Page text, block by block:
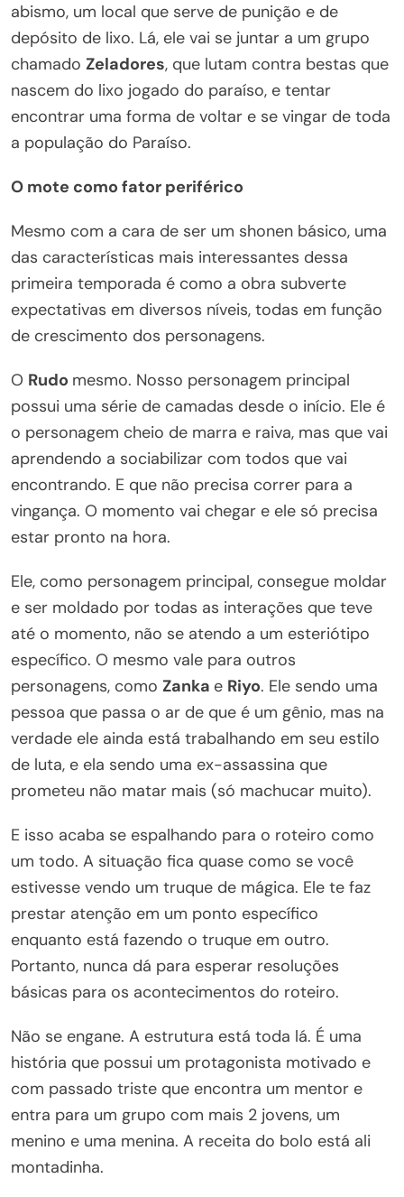
abismo, um local que serve de punição e de
depósito de lixo. Lá, ele vai se juntar a um grupo
chamado Zeladores, que lutam contra bestas que
nascem do lixo jogado do paraíso, e tentar
encontrar uma forma de voltar e se vingar de toda
a população do Paraíso.
O mote como fator periférico
Mesmo com a cara de ser um shonen básico, uma
das características mais interessantes dessa
primeira temporada é como a obra subverte
expectativas em diversos níveis, todas em função
de crescimento dos personagens.
O Rudo mesmo. Nosso personagem principal
possui uma série de camadas desde o início. Ele é
o personagem cheio de marra e raiva, mas que vai
aprendendo a sociabilizar com todos que vai
encontrando. E que não precisa correr para a
vingança. O momento vai chegar e ele só precisa
estar pronto na hora.
Ele, como personagem principal, consegue moldar
e ser moldado por todas as interações que teve
até o momento, não se atendo a um esteriótipo
específico. O mesmo vale para outros
personagens, como Zanka e Riyo. Ele sendo uma
pessoa que passa o ar de que é um gênio, mas na
verdade ele ainda está trabalhando em seu estilo
de luta, e ela sendo uma ex-assassina que
prometeu não matar mais (só machucar muito).
E isso acaba se espalhando para o roteiro como
um todo. A situação fica quase como se você
estivesse vendo um truque de mágica. Ele te faz
prestar atenção em um ponto específico
enquanto está fazendo o truque em outro.
Portanto, nunca dá para esperar resoluções
básicas para os acontecimentos do roteiro.
Não se engane. A estrutura está toda lá. É uma
história que possui um protagonista motivado e
com passado triste que encontra um mentor e
entra para um grupo com mais 2 jovens, um
menino e uma menina. A receita do bolo está ali
montadinha.